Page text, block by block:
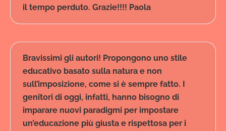
il tempo perduto. Grazie!!!! Paola
Bravissimi gli autori! Propongono uno stile
educativo basato sulla natura e non
sull’imposizione, come si è sempre fatto. I
genitori di oggi, infatti, hanno bisogno di
imparare nuovi paradigmi per impostare
un’educazione più giusta e rispettosa per i